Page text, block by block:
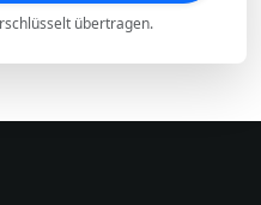
übertragen.